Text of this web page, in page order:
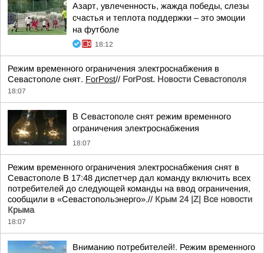
Азарт, увлеченность, жажда победы, слезы
счастья и теплота поддержки – это эмоции
на футболе
18:12
Режим временного ограничения электроснабжения в
Севастополе снят. ForPost// ForPost. Новости Севастополя
18:07
В Севастополе снят режим временного
ограничения электроснабжения
18:07
Режим временного ограничения электроснабжения снят в
Севастополе В 17:48 диспетчер дал команду включить всех
потребителей до следующей команды на ввод ограничения,
сообщили в «Севастопольэнерго».// Крым 24 |Z| Все новости
Крыма
18:07
Вниманию потребителей!. Режим временного